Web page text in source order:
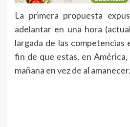
La primera propuesta
adelantar en una hora
largada de las competencias
fin de que estas, en América,
mañana en vez de al amanecer.